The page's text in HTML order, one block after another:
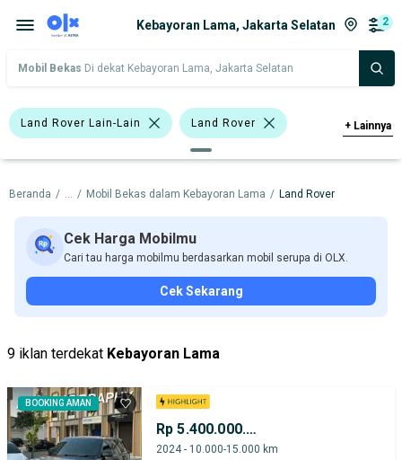
Kebayoran Lama, Jakarta Selatan 2
Mobil Bekas Di dekat Kebayoran Lama, Jakarta Selatan
Land Rover Lain-Lain Land Rover
Harga Merek Dan Model Tahun
Tipe Bodi Tipe Membership
+ Lainnya
Beranda / ... / Mobil Bekas dalam Kebayoran Lama / Land Rover
Cek Harga Mobilmu
Cari tau harga mobilmu berdasarkan mobil serupa di OLX.
Cek Sekarang
9 iklan terdekat Kebayoran Lama
BOOKING AMAN
Rp 5.400.000.000
2024 - 10.000-15.000 km